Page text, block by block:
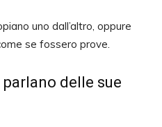
uno dall’altro, oppure
se fossero prove.
parlano delle sue